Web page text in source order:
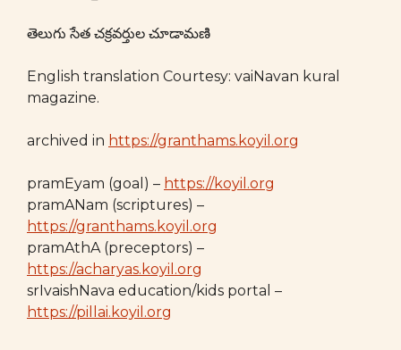
తెలుగు సేత చక్రవర్తుల చూడామణి
English translation Courtesy: vaiNavan kural
magazine.
archived in https://granthams.koyil.org
pramEyam (goal) – https://koyil.org
pramANam (scriptures) –
https://granthams.koyil.org
pramAthA (preceptors) –
https://acharyas.koyil.org
srIvaishNava education/kids portal –
https://pillai.koyil.org